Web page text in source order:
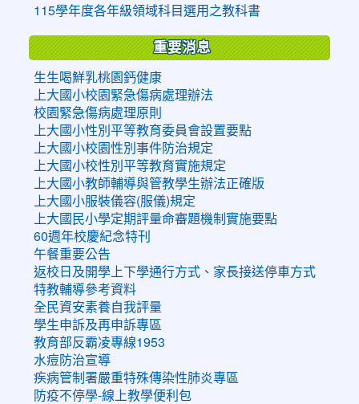
115學年度各年級領域科目選用之教科書
重要消息
生生喝鮮乳桃園鈣健康
上大國小校園緊急傷病處理辦法
校園緊急傷病處理原則
上大國小性別平等教育委員會設置要點
上大國小校園性別事件防治規定
上大國小校性別平等教育實施規定
上大國小教師輔導與管教學生辦法正確版
上大國小服裝儀容(服儀)規定
上大國民小學定期評量命審題機制實施要點
60週年校慶紀念特刊
午餐重要公告
返校日及開學上下學通行方式、家長接送停車方式
特教輔導參考資料
全民資安素養自我評量
學生申訴及再申訴專區
教育部反霸凌專線1953
水痘防治宣導
疾病管制署嚴重特殊傳染性肺炎專區
防疫不停學-線上教學便利包